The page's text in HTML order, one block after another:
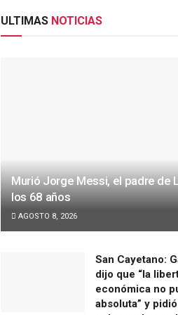
ULTIMAS NOTICIAS
Murió Jorge Messi, el padre de
los 68 años
AGOSTO 8, 2026
San Cayetano:
dijo que “la
económica no
absoluta” y